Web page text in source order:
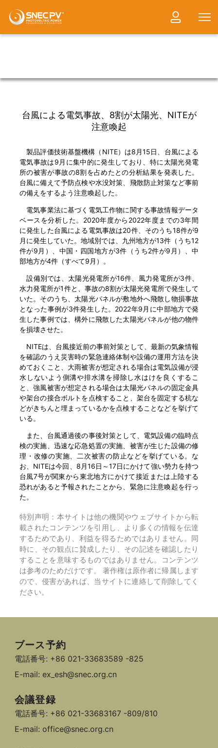
台風による電気事故、8割が太陽光、NITEが
注意喚起
製品評価技術基盤機構（NITE）は8月15日、台風による
電気事故は9月に集中的に発生しており、特に太陽光発電
所の被害が事故の8割を占めたとの分析結果を発表した。
台風に備えて予防点検や水没対策、飛散防止対策など事前
の備えをするよう注意喚起した。
電気事業法に基づく電気工作物に関する事故情報データ
ベースを分析した。2020年度から2022年度までの3年間
に発生した台風による電気事故は20件、そのうち18件が9
月に発生していた。地域別では、九州地方が13件（うち12
件が9月）、中国・四国地方が3件（うち2件が9月）、中
部地方が4件（すべて9月）。
設備別では、太陽光発電所が16件、風力発電所が3件、
水力発電所が1件と、事故の8割が太陽光発電所で発生して
いた。そのうち、太陽光パネルが敷地外へ飛散し物損事故
となった事例が3件発生した。2022年9月に中部地方で発
生した事例では、構外に飛散した太陽光パネルが他の物件
を損壊させた。
NITEは、台風接近前の事前対策として、最新の気象情報
を確認のうえ災害時の緊急連絡体制や設備の運用方法を決
めておくこと、大雨被害が想定される場合は電気設備が浸
水しないよう側溝や排水溝を掃除し水はけを良くするこ
と、強風被害が想定される場合は太陽光パネルの固定金具
や架台の接合ボルトを点検すること、架台を固定する杭な
どがきちんと埋まっているかを点検することなどを挙げて
いる。
また、台風通過後の事後対策として、電気設備の臨時点
検の実施、迅速な応急処置の実施、被害が生じた設備の修
理・改修の実施、二次被害の防止などを挙げている。な
お、NITEは今回、8月16日～17日にかけて強い勢力を持つ
台風7号が関東から東北地方にかけて接近または上陸する
恐れがあると予報されたことから、緊急に注意喚起を行っ
た。
特別声明：本サイトは他の機関やウェブサイトから転
載されたコンテンツを引用し、より多くの情報を伝達
するためであり、利益を得るためではありません。同
時に、その観点に賛成したり、その記述を確認したり
することを意味するものではありません。コンテンツ
は参考のためだけです。 著作権は原作者に帰属します
ので、侵害があれば、当サイトに連絡して削除してく
ださい。
ブース予約
電話番号: +86 021-33683589 -825
E-mail: ex_esh@snec.org.cn
会議登録
電話番号: +86 021-33683167 -809/810
E-mail: office@snec.org.cn